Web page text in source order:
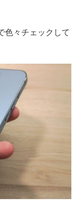
色々チェックして